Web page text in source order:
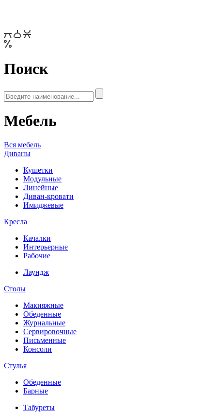
Поиск
Мебель
Вся мебель
Диваны
Кушетки
Модульные
Линейные
Диван-кровати
Имиджевые
Кресла
Качалки
Интерьерные
Рабочие
Лаундж
Столы
Макияжные
Обеденные
Журнальные
Сервировочные
Письменные
Консоли
Стулья
Обеденные
Барные
Табуреты